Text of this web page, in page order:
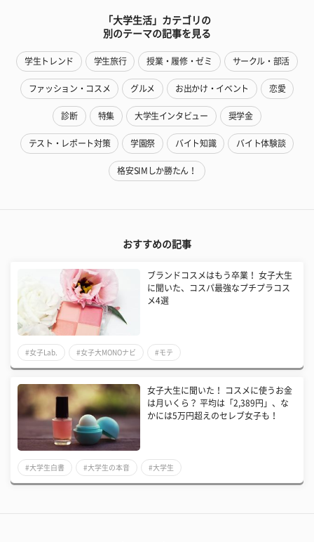
「大学生活」カテゴリの
別のテーマの記事を見る
学生トレンド 学生旅行 授業・履修・ゼミ サークル・部活
ファッション・コスメ グルメ お出かけ・イベント 恋愛
診断 特集 大学生インタビュー 奨学金
テスト・レポート対策 学園祭 バイト知識 バイト体験談
格安SIMしか勝たん！
おすすめの記事
​ブランドコスメはもう卒業！ 女子大生
に聞いた、コスパ最強なプチプラコス
メ4選
#女子Lab. #女子大MONOナビ #モテ
女子大生に聞いた！ コスメに使うお金
は月いくら？ 平均は「2,389円」、な
かには5万円超えのセレブ女子も！
#大学生白書 #大学生の本音 #大学生